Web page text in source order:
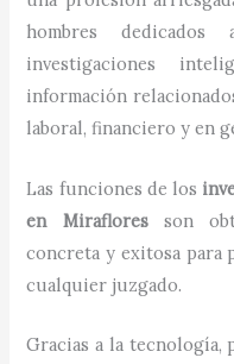
hombres dedicados
investigaciones
información
laboral, financiero y en
Las funciones de los
en Mirafloresson
concreta y exitosa para
cualquier juzgado.
Gracias a la tecnología,